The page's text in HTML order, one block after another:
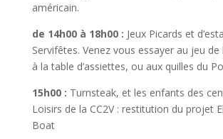
américain.
de 14h00 à 18h00 : Jeux Picards et
Servifêtes. Venez vous essayer au jeu
à la table d’assiettes, ou aux quilles du
15h00 : Turnsteak, et les enfants des
Loisirs de la CC2V : restitution du projet
Boat